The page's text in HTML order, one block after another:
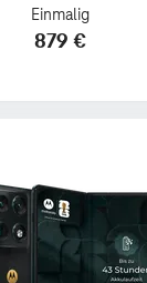
Einmalig
879 €